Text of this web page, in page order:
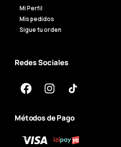
Mi Perfil
Mis pedidos
Sigue tu orden
Redes Sociales
Métodos de Pago